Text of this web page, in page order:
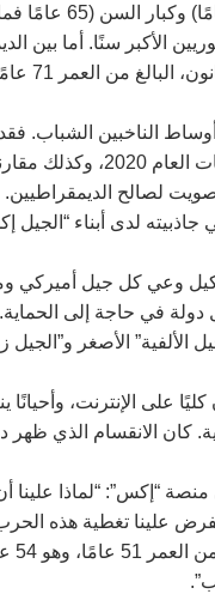
مقابل 72 في المائة من الجمهوريين
الشباب
دون سن الثلاثين، أي بزيادة قدرها
لصالح
وعي كل جيل أميركي
1967 و1973، إلى اعتبار إسرائيل
الألفية” الأصغر
على الإنترنت، وأحيانًا
كان الانقسام الذي
“إكس”: “لماذا علينا
علينا تغطية هذه
من